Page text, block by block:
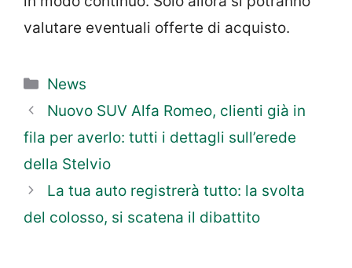
valutare eventuali offerte di acquisto.
Categorie
News
Nuovo SUV Alfa Romeo, clienti già in
fila per averlo: tutti i dettagli sull’erede
della Stelvio
La tua auto registrerà tutto: la svolta
del colosso, si scatena il dibattito